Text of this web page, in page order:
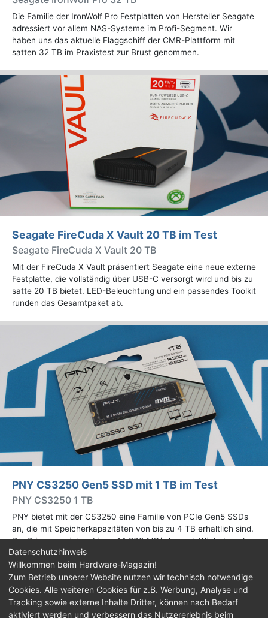
Die Familie der IronWolf Pro Festplatten von Hersteller Seagate
adressiert vor allem NAS-Systeme im Profi-Segment. Wir
haben uns das aktuelle Flaggschiff der CMR-Plattform mit
satten 32 TB im Praxistest zur Brust genommen.
Seagate FireCuda X Vault 20 TB im Test
Seagate FireCuda X Vault 20 TB
Mit der FireCuda X Vault präsentiert Seagate eine neue externe
Festplatte, die vollständig über USB-C versorgt wird und bis zu
satte 20 TB bietet. LED-Beleuchtung und ein passendes Toolkit
runden das Gesamtpaket ab.
PNY CS3250 Gen5 SSD mit 1 TB im Test
PNY CS3250 1 TB
PNY bietet mit der CS3250 eine Familie von PCIe Gen5 SSDs
an, die mit Speicherkapazitäten von bis zu 4 TB erhältlich sind.
Die Drives erreichen bis zu 14.900 MB/s lesend. Wir haben das
1-TB-Modell getestet.
Impressum |Kontakt|Jobs |Datenschutz|
Consent‑Einstellungen|Haftungsausschluss
Datenschutzhinweis
Willkommen beim Hardware-Magazin!
Zum Betrieb unserer Website nutzen wir technisch notwendige
Cookies. Alle weiteren Cookies für z.B. Werbung, Analyse und
Tracking sowie externe Inhalte Dritter, können nach Bedarf
aktiviert werden und verbessern das Nutzererlebnis beim